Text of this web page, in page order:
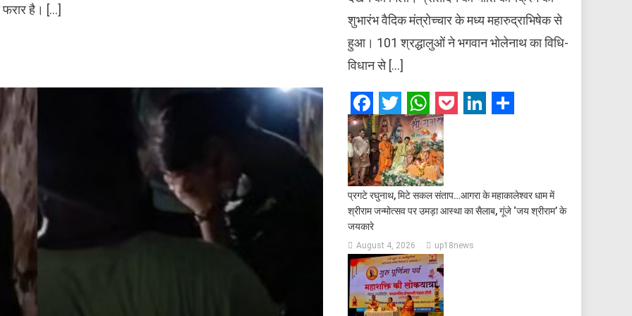
फरार है। […]
शुभारंभ वैदिक मंत्रोच्चार के मध्य महारुद्राभिषेक से
हुआ। 101 श्रद्धालुओं ने भगवान भोलेनाथ का विधि-
विधान से […]
Facebook
Twitter
WhatsApp
Pocket
प्रगटे रघुनाथ, मिटे सकल संताप…आगरा के महाकालेश्वर धाम में
श्रीराम जन्मोत्सव पर उमड़ा आस्था का सैलाब, गूंजे ‘जय श्रीराम’ के
जयकारे
August 4, 2026 up18news